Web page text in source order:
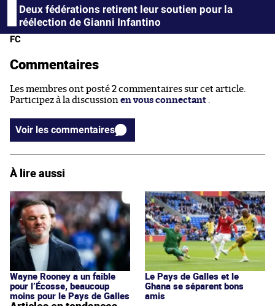
Deux fédérations retirent leur soutien pour la
réélection de Gianni Infantino
FC
Commentaires
Les membres ont posté 2 commentaires sur cet article.
Participez à la discussion en vous connectant
Voir les commentaires
À lire aussi
Wayne Rooney a un faible
pour l’Écosse, beaucoup
moins pour le Pays de Galles
Le Pays de Galles et le
Ghana se séparent bons
amis